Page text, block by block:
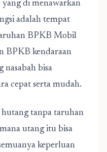
di menawarkan
adalah tempat
BPKB Mobil
BPKB kendaraan
nasabah bisa
cepat serta mudah.
hutang tanpa taruhan
utang itu bisa
keperluan